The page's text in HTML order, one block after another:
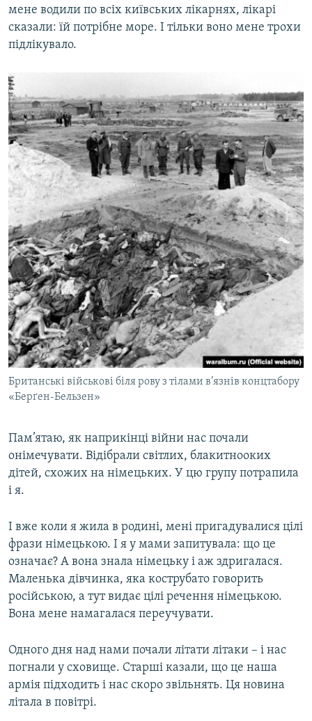
мене водили по всіх київських лікарнях, лікарі
сказали: їй потрібне море. І тільки воно мене трохи
підлікувало.
Британські військові біля рову з тілами в’язнів концтабору
«Берґен-Бельзен»
Пам’ятаю, як наприкінці війни нас почали
онімечувати. Відібрали світлих, блакитнооких
дітей, схожих на німецьких. У цю групу потрапила
і я.
І вже коли я жила в родині, мені пригадувалися цілі
фрази німецькою. І я у мами запитувала: що це
означає? А вона знала німецьку і аж здригалася.
Маленька дівчинка, яка кострубато говорить
російською, а тут видає цілі речення німецькою.
Вона мене намагалася переучувати.
Одного дня над нами почали літати літаки – і нас
погнали у сховище. Старші казали, що це наша
армія підходить і нас скоро звільнять. Ця новина
літала в повітрі.